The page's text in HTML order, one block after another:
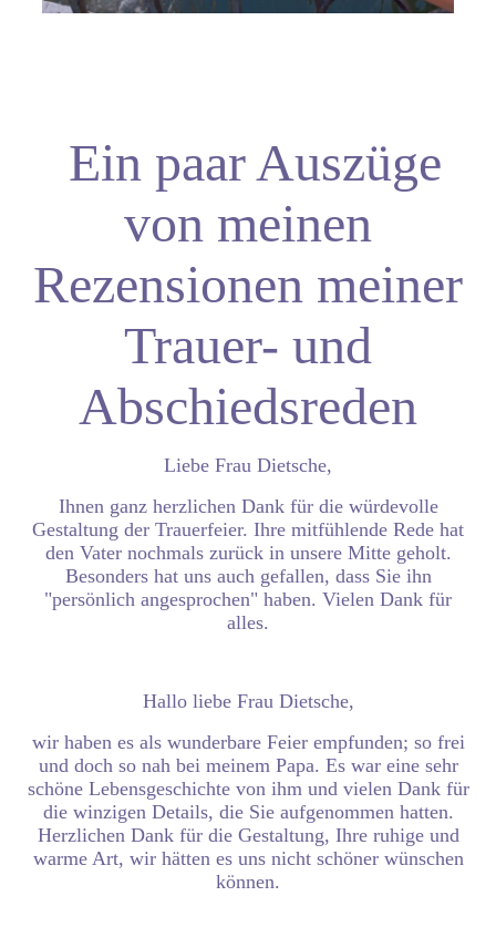
Ein paar Auszüge
von meinen
Rezensionen meiner
Trauer- und
Abschiedsreden
Liebe Frau Dietsche,
Ihnen ganz herzlichen Dank für die würdevolle
Gestaltung der Trauerfeier. Ihre mitfühlende Rede hat
den Vater nochmals zurück in unsere Mitte geholt.
Besonders hat uns auch gefallen, dass Sie ihn
"persönlich angesprochen" haben. Vielen Dank für
alles.
Hallo liebe Frau Dietsche,
wir haben es als wunderbare Feier empfunden; so frei
und doch so nah bei meinem Papa. Es war eine sehr
schöne Lebensgeschichte von ihm und vielen Dank für
die winzigen Details, die Sie aufgenommen hatten.
Herzlichen Dank für die Gestaltung, Ihre ruhige und
warme Art, wir hätten es uns nicht schöner wünschen
können.